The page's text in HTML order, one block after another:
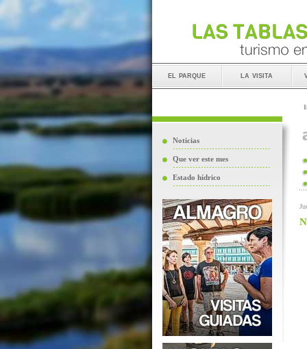
el parque la visita
Noticias
Que ver este mes
Estado hídrico